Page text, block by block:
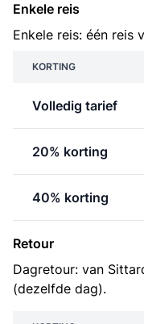
Enkele reis
Enkele reis: één reis
KORTING
Volledig tarief
20% korting
40% korting
Retour
Dagretour: van
(dezelfde dag).